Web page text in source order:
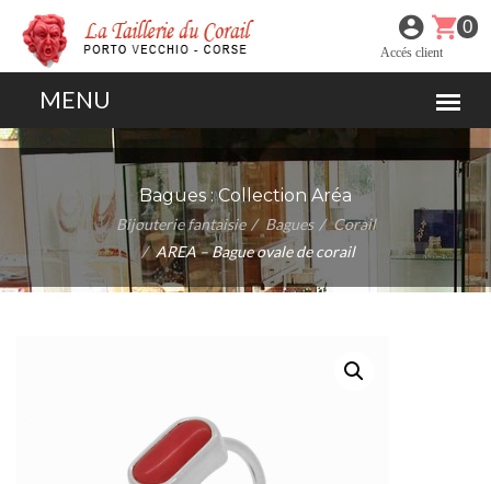
0
Accés client
Bagues :Collection Aréa
Bijouterie fantaisie Bagues
Corail
AREA – Bague ovale de corail